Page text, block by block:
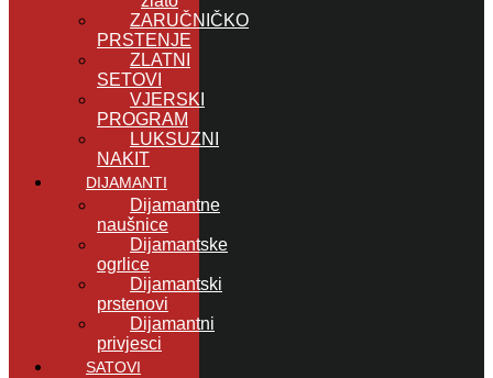
ZARUČNIČKO
PRSTENJE
ZLATNI
SETOVI
VJERSKI
PROGRAM
LUKSUZNI
NAKIT
DIJAMANTI
Dijamantne
naušnice
Dijamantske
ogrlice
Dijamantski
prstenovi
Dijamantni
privjesci
SATOVI